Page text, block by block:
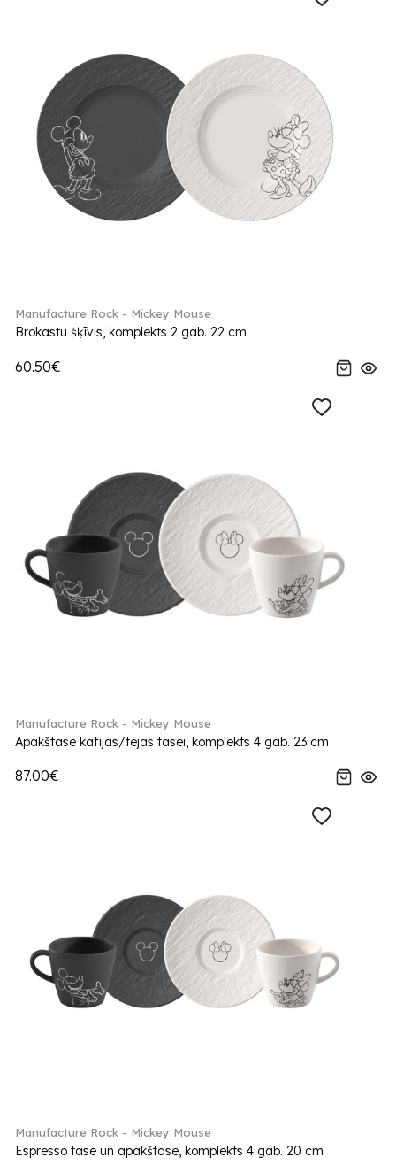
Manufacture Rock - Mickey Mouse
Brokastu šķīvis, komplekts 2 gab. 22 cm
60.50€
Manufacture Rock - Mickey Mouse
Apakštase kafijas/tējas tasei, komplekts 4 gab. 23 cm
87.00€
Manufacture Rock - Mickey Mouse
Espresso tase un apakštase, komplekts 4 gab. 20 cm